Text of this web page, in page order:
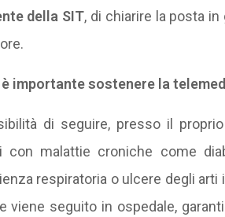
della SIT, di chiarire la posta
è importante sostenere la
di seguire, presso il
con malattie croniche come
respiratoria o ulcere degli
viene seguito in ospedale,